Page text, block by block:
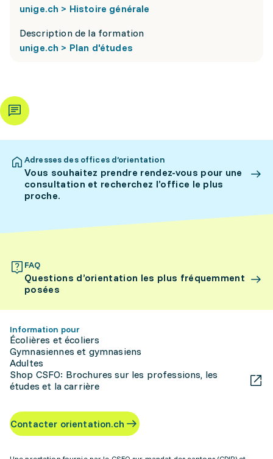
unige.ch > Histoire générale
Description de la formation
unige.ch > Plan d'études
Adresses des offices d’orientation
Vous souhaitez prendre rendez-vous pour une
consultation et recherchez l’office le plus
proche.
FAQ
Questions d’orientation les plus fréquemment
posées
Information pour
Écolières et écoliers
Gymnasiennes et gymnasiens
Adultes
Shop CSFO: Brochures sur les professions, les
études et la carrière
Contacter orientation.ch